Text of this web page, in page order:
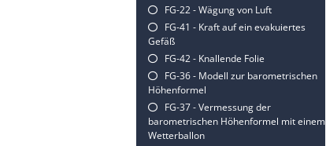
FG-22 - Wägung von Luft
FG-41 - Kraft auf ein evakuiertes
Gefäß
FG-42 - Knallende Folie
FG-36 - Modell zur barometrischen
Höhenformel
FG-37 - Vermessung der
barometrischen Höhenformel mit einem
Wetterballon